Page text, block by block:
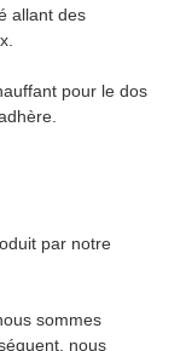
allant des
pour le dos
par notre
sommes
nous